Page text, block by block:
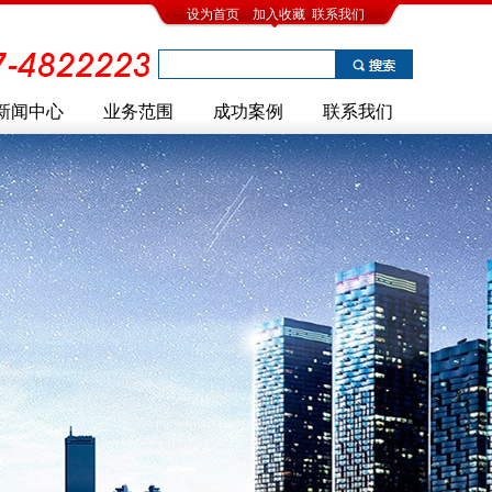
设为首页 加入收藏 联系我们
闻中心 业务范围 成功案例 联系我们